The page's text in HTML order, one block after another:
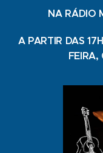
NA RÁDIO
A PARTIR DAS
FEIRA,